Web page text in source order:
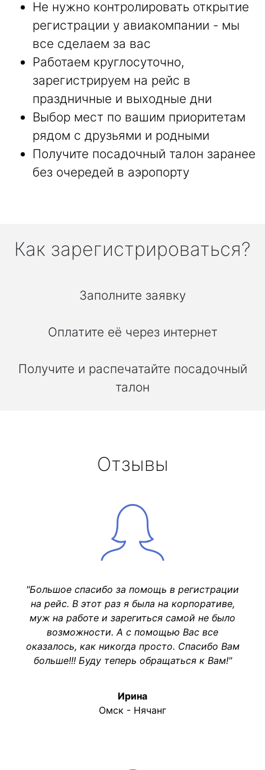
Не нужно контролировать открытие
регистрации у авиакомпании - мы
все сделаем за вас
Работаем круглосуточно,
зарегистрируем на рейс в
праздничные и выходные дни
Выбор мест по вашим приоритетам
рядом с друзьями и родными
Получите посадочный талон заранее
без очередей в аэропорту
Как зарегистрироваться?
Заполните заявку
Оплатите её через интернет
Получите и распечатайте посадочный
талон
Отзывы
"Большое спасибо за помощь в регистрации
на рейс. В этот раз я была на корпоративе,
муж на работе и зарегиться самой не было
возможности. А с помощью Вас все
оказалось, как никогда просто. Спасибо Вам
больше!!! Буду теперь обращаться к Вам!"
Ирина
Омск - Нячанг